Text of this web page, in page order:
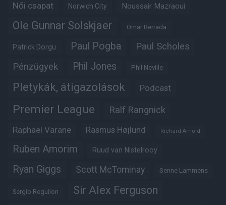
Női csapat Norwich City Noussair Mazraoui
Ole Gunnar Solskjaer Omar Berrada
Patrick Dorgu Paul Pogba Paul Scholes
Pénzügyek Phil Jones Phil Neville
Pletykák, átigazolások Podcast
Premier League Ralf Rangnick
Raphaël Varane Rasmus Højlund Richard Arnold
Ruben Amorim Ruud van Nistelrooy
Ryan Giggs Scott McTominay Senne Lammens
Sergio Reguilon Sir Alex Ferguson